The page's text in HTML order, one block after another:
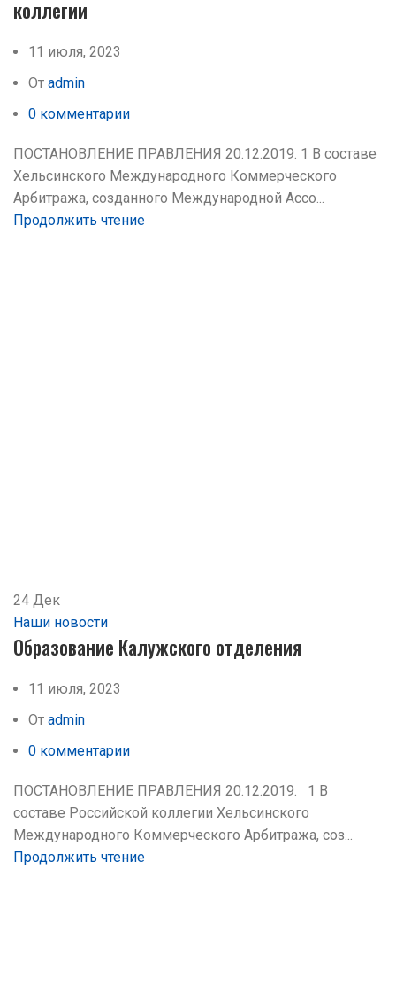
коллегии
11 июля, 2023
От admin
0 комментарии
ПОСТАНОВЛЕНИЕ ПРАВЛЕНИЯ 20.12.2019. 1 В составе
Хельсинского Международного Коммерческого
Арбитража, созданного Международной Ассо...
Продолжить чтение
24 Дек
Наши новости
Образование Калужского отделения
11 июля, 2023
От admin
0 комментарии
ПОСТАНОВЛЕНИЕ ПРАВЛЕНИЯ 20.12.2019. 1 В
составе Российской коллегии Хельсинского
Международного Коммерческого Арбитража, соз...
Продолжить чтение